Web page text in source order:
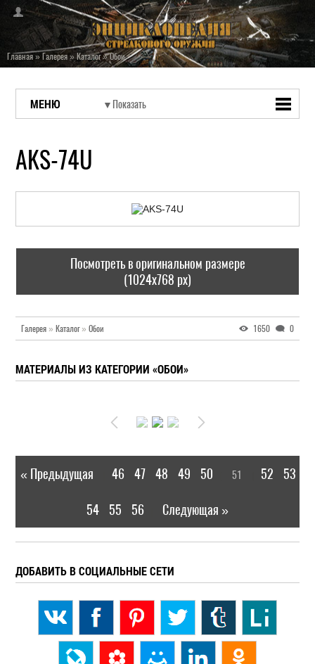
Главная»Галерея»Каталог»Обои
МЕНЮ
AKS-74U
Посмотреть в оригинальном размере
(1024x768 px)
Галерея » Каталог» Обои 1650 0
МАТЕРИАЛЫ ИЗ КАТЕГОРИИ «ОБОИ»
« Предыдущая 46 47 48 49 50 51 52 53
54 55 56 Следующая »
ДОБАВИТЬ В СОЦИАЛЬНЫЕ СЕТИ